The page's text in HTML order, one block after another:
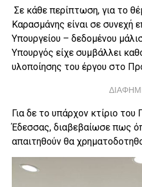
Σε κάθε περίπτωση, για το
Καρασμάνης είναι σε συνεχή
Υπουργείου – δεδομένου
Υπουργός είχε συμβάλλει
υλοποίησης του έργου στο
Για δε το υπάρχον κτίριο του
Έδεσσας, διαβεβαίωσε πως
απαιτηθούν θα